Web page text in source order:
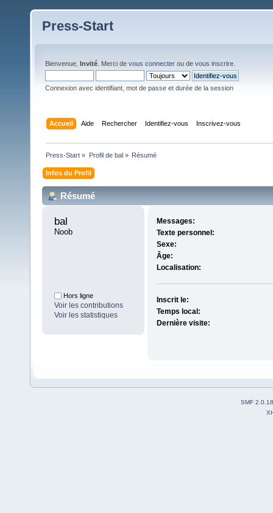
Press-Start
Bienvenue, Invité . Merci de vous connecter ou de vous inscrire
Connexion avec identifiant, mot de passe et durée de la session
Accueil Aide Rechercher Identifiez-vous Inscrivez-vous
Press-Start » Profil de bal» Résumé
Infos du Profil
Résumé
bal
Noob
Hors ligne
Voir les contributions
Voir les statistiques
Messages:
Texte personnel:
Sexe:
Âge:
Localisation:
Inscrit le:
Temps local:
Dernière visite:
SMF 2.0.18